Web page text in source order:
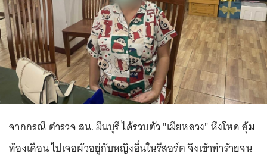
จากกรณี ตำรวจ สน. มีนบุรี ได้รวบตัว "เมียหลวง" หึงโหด อุ้ม
ท้องเดือน ไปเจอผัวอยู่กับหญิงอื่นในรีสอร์ต จึงเข้าทำร้ายจน